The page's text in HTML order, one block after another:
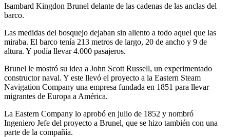
Isambard Kingdon Brunel delante de las cadenas de las anclas del
barco.
Las medidas del bosquejo dejaban sin aliento a todo aquel que las
miraba. El barco tenía 213 metros de largo, 20 de ancho y 9 de
altura. Y podía llevar 4.000 pasajeros.
Brunel le mostró su idea a John Scott Russell, un experimentado
constructor naval. Y este llevó el proyecto a la Eastern Steam
Navigation Company una empresa fundada en 1851 para llevar
migrantes de Europa a América.
La Eastern Company lo aprobó en julio de 1852 y nombró
Ingeniero Jefe del proyecto a Brunel, que se hizo también con una
parte de la compañía.